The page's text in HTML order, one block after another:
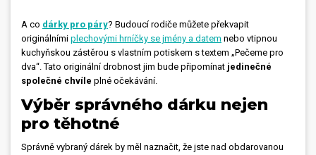
A co dárky pro páry? Budoucí rodiče můžete překvapit
originálními plechovými hrníčky se jmény a datem nebo vtipnou
kuchyňskou zástěrou s vlastním potiskem s textem „Pečeme pro
dva“. Tato originální drobnost jim bude připomínat jedinečné
společné chvíle plné očekávání.
Výběr správného dárku nejen
pro těhotné
Správně vybraný dárek by měl naznačit, že jste nad obdarovanou